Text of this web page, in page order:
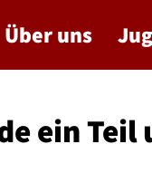
Über uns
ein